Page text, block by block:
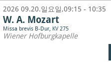
2026 09.20.일요일,09:15 - 10:35
W. A. Mozart
Missa brevis B-Dur, KV 275
Wiener Hofburgkapelle